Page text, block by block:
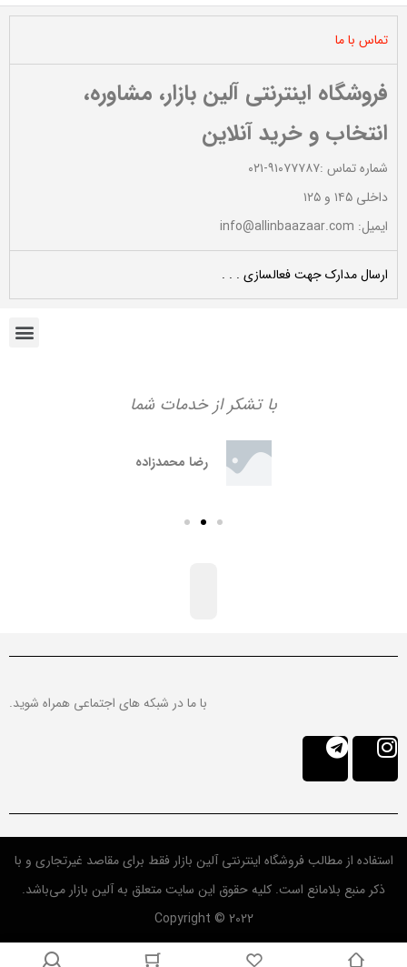
تماس با ما
فروشگاه اینترنتی آلین بازار، مشاوره،
انتخاب و خرید آنلاین
شماره تماس :۹۱۰۷۷۷۸۷-۰۲۱
داخلی ۱۴۵ و ۱۲۵
ایمیل: info@allinbaazaar.com
ارسال مدارک جهت فعالسازی . . .
با تشکر از خدمات شما
رضا محمدزاده
با ما در شبکه های اجتماعی همراه شوید.
استفاده از مطالب فروشگاه اینترنتی آلین بازار فقط برای مقاصد غیرتجاری و با
ذکر منبع بلامانع است. کلیه حقوق این سایت متعلق به آلین بازار می‌باشد.
Copyright © 2022